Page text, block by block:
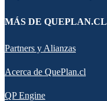
MÁS DE QUEPLAN.CL
Partners y Alianzas
Acerca de QuePlan.cl
QP Engine